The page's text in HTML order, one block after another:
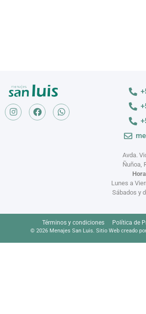
Avda.
Ñuñoa,
Lunes a
Sábados y
Términos y condiciones Política de
© 2026 Menajes San Luis. Sitio Web creado